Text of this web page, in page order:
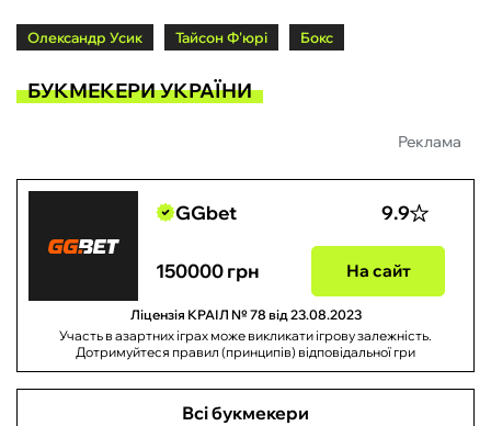
Олександр Усик Тайсон Ф'юрі Бокс
БУКМЕКЕРИ УКРАЇНИ
Реклама
GGbet 9.9
150000 грн На сайт
Ліцензія КРАІЛ № 78 від 23.08.2023
Участь в азартних іграх може викликати ігрову залежність.
Дотримуйтеся правил (принципів) відповідальної гри
Всі букмекери